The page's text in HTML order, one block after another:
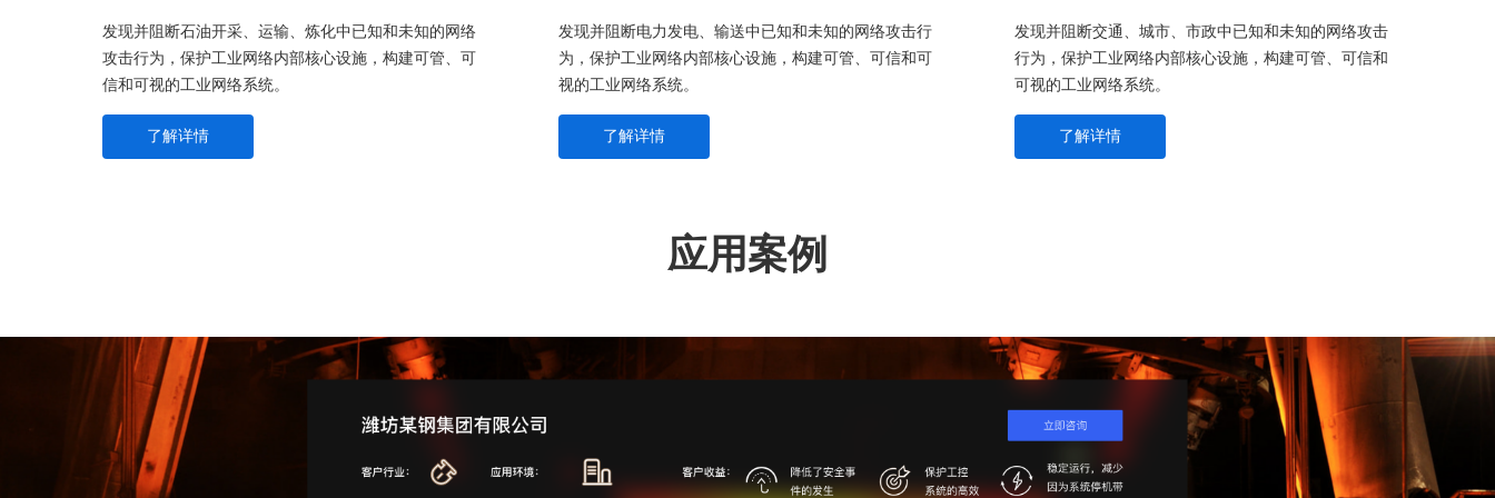
发现并阻断石油开采、运输、炼化中已知和未知的网络
攻击行为，保护工业网络内部核心设施，构建可管、可
信和可视的工业网络系统。
了解详情
发现并阻断电力发电、输送中已知和未知的网络攻击行
为，保护工业网络内部核心设施，构建可管、可信和可
视的工业网络系统。
了解详情
发现并阻断交通、城市、市政中已知和未知的网络攻击
行为，保护工业网络内部核心设施，构建可管、可信和
可视的工业网络系统。
了解详情
应用案例